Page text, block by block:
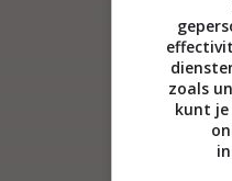
zoals
kunt